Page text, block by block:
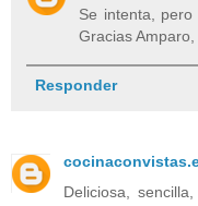
Se intenta, pero
Gracias Amparo,
Responder
Deliciosa,